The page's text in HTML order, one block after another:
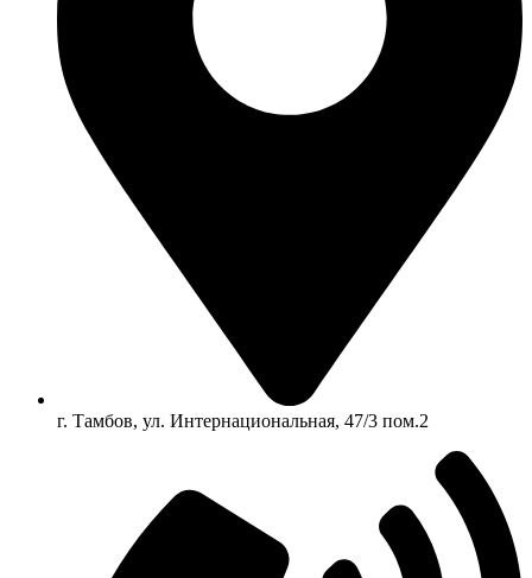
г. Тамбов, ул. Интернациональная, 47/3 пом.2